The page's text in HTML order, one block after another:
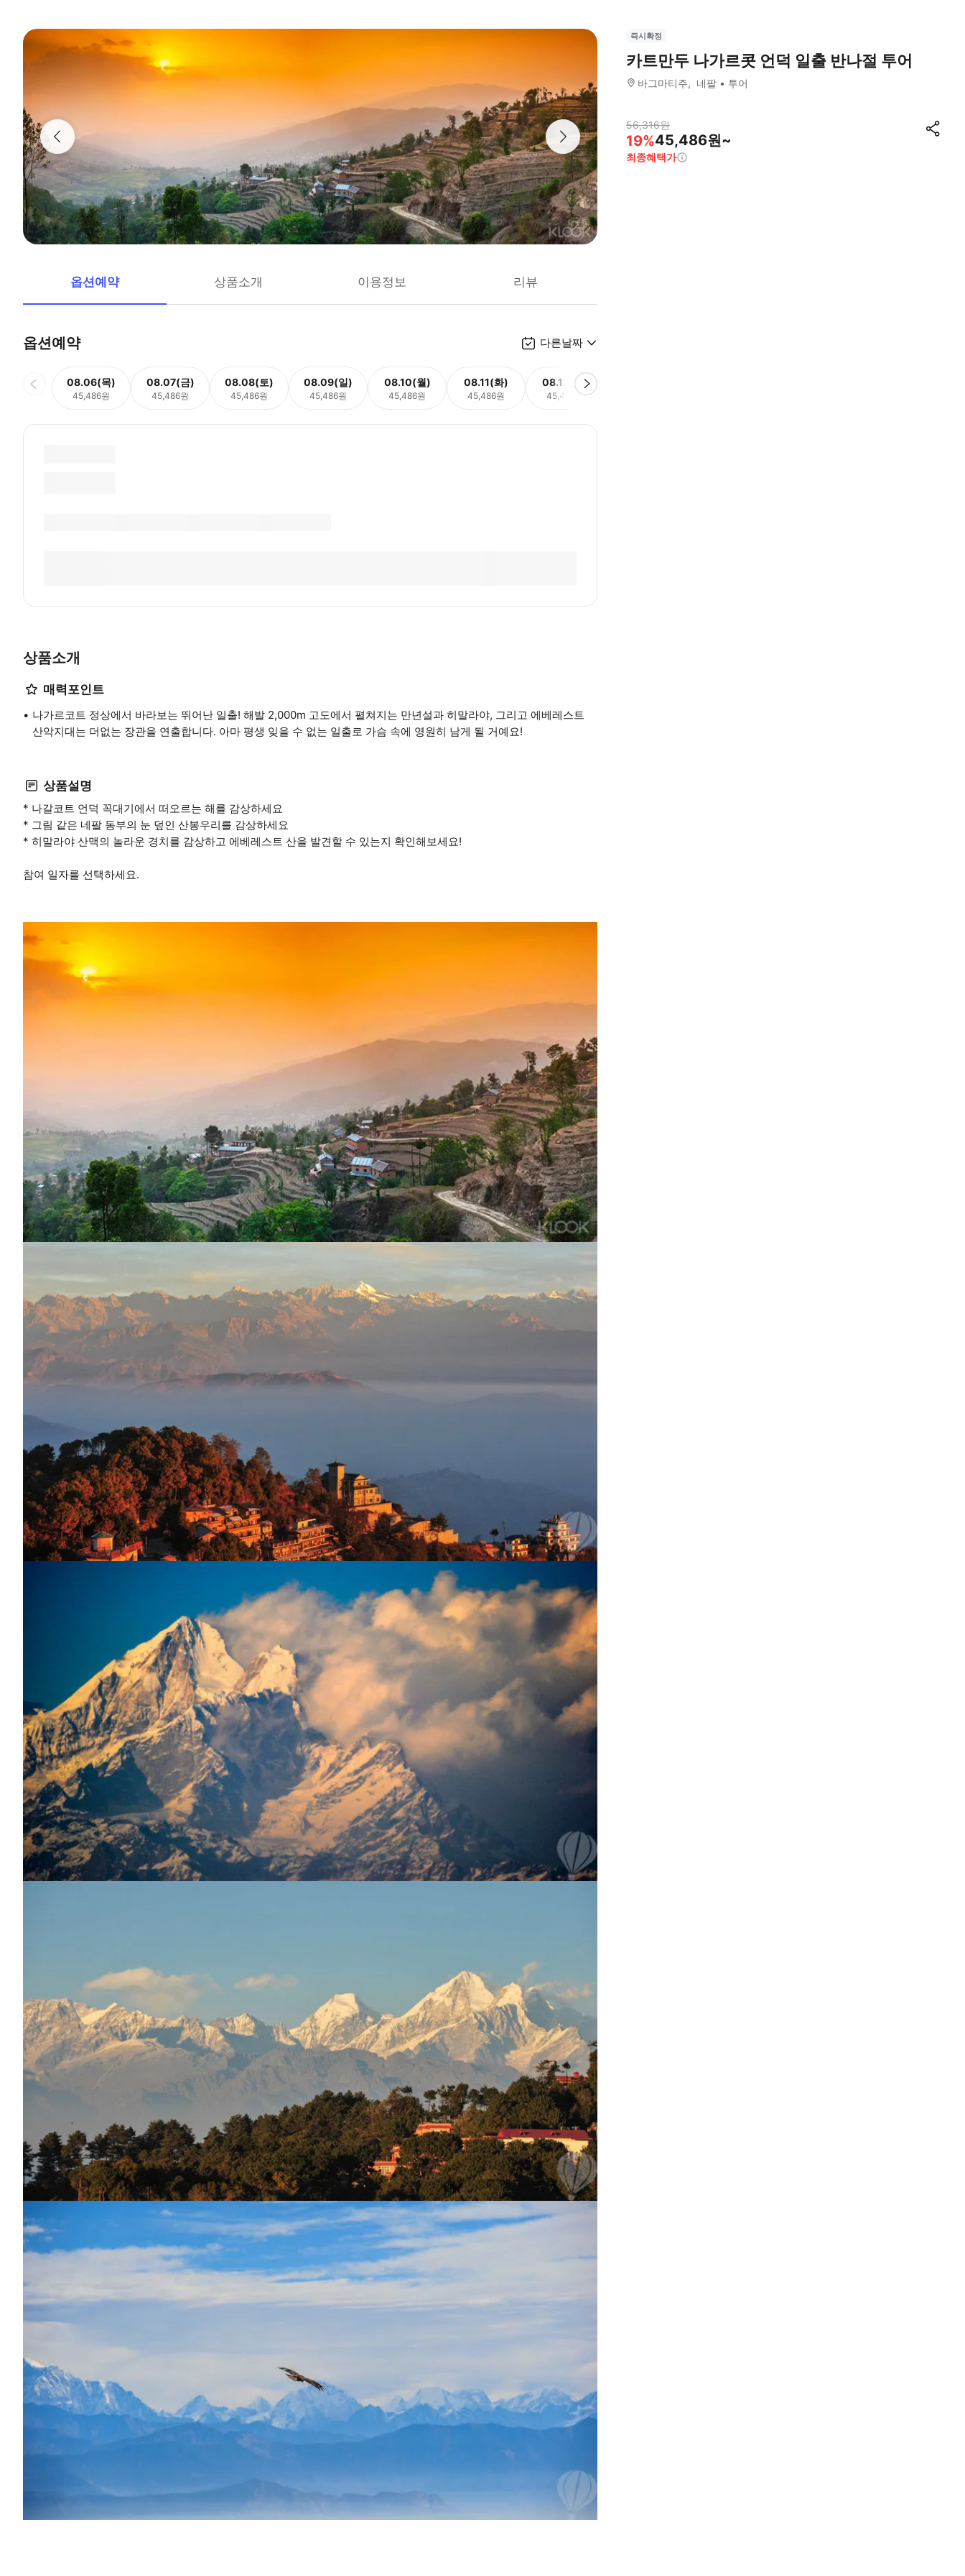
옵션예약 상품소개 이용정보 리뷰
옵션예약 다른날짜
08.06(목)
45,486원
08.07(금)
45,486원
08.08(토)
45,486원
08.09(일)
45,486원
08.10(월)
45,486원
08.11(화)
45,486원
08.12(수)
45,486원
상품소개
매력포인트
나가르코트 정상에서 바라보는 뛰어난 일출! 해발 2,000m 고도에서 펼쳐지는 만년설과 히말라야, 그리고 에베레스트
산악지대는 더없는 장관을 연출합니다. 아마 평생 잊을 수 없는 일출로 가슴 속에 영원히 남게 될 거예요!
상품설명
* 나갈코트 언덕 꼭대기에서 떠오르는 해를 감상하세요
* 그림 같은 네팔 동부의 눈 덮인 산봉우리를 감상하세요
* 히말라야 산맥의 놀라운 경치를 감상하고 에베레스트 산을 발견할 수 있는지 확인해보세요!
참여 일자를 선택하세요.
즉시확정
카트만두 나가르콧 언덕 일출 반나절 투어
바그마티주 네팔 투어
56,316원
19%45,486원~
최종혜택가